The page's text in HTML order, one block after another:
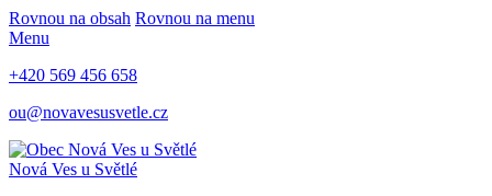
Rovnou na obsah Rovnou na menu
Menu
+420 569 456 658
ou@novavesusvetle.cz
Nová Ves u Světlé